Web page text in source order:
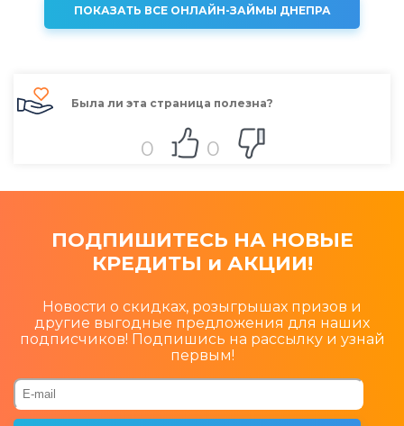
ПОКАЗАТЬ ВСЕ ОНЛАЙН-ЗАЙМЫ ДНЕПРА
Была ли эта страница полезна?
0 0
ПОДПИШИТЕСЬ НА НОВЫЕ
КРЕДИТЫ и АКЦИИ!
Новости о скидках, розыгрышах призов и
другие выгодные предложения для наших
подписчиков! Подпишись на рассылку и узнай
первым!